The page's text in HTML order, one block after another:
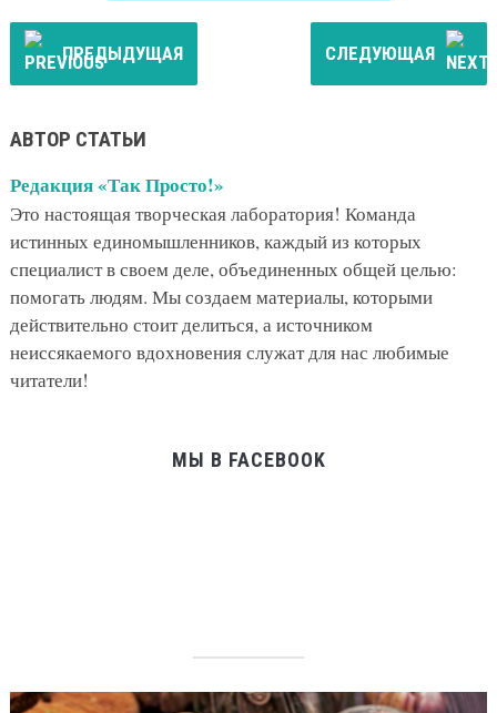
ПРЕДЫДУЩАЯ СЛЕДУЮЩАЯ
АВТОР СТАТЬИ
Редакция «Так Просто!»
Это настоящая творческая лаборатория! Команда
истинных единомышленников, каждый из которых
специалист в своем деле, объединенных общей целью:
помогать людям. Мы создаем материалы, которыми
действительно стоит делиться, а источником
неиссякаемого вдохновения служат для нас любимые
читатели!
МЫ В FACEBOOK